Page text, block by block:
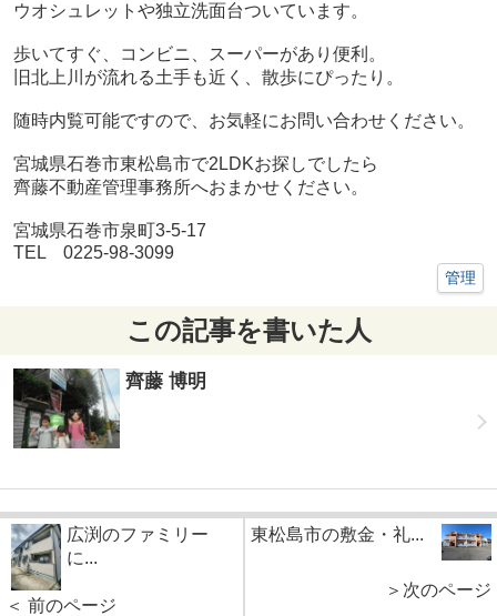
ウオシュレットや独立洗面台ついています。
歩いてすぐ、コンビニ、スーパーがあり便利。
旧北上川が流れる土手も近く、散歩にぴったり。
随時内覧可能ですので、お気軽にお問い合わせください。
宮城県石巻市東松島市で2LDKお探しでしたら
齊藤不動産管理事務所へおまかせください。
宮城県石巻市泉町3-5-17
TEL 0225-98-3099
管理
この記事を書いた人
齊藤 博明
広渕のファミリー
に...
＜ 前のページ
東松島市の敷金・礼...
＞次のページ